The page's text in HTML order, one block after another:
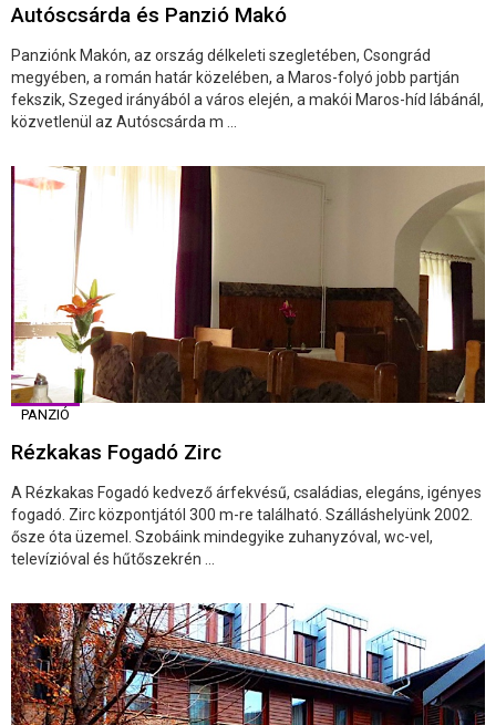
Autóscsárda és Panzió Makó
Panziónk Makón, az ország délkeleti szegletében, Csongrád
megyében, a román határ közelében, a Maros-folyó jobb partján
fekszik, Szeged irányából a város elején, a makói Maros-híd lábánál,
közvetlenül az Autóscsárda m ...
PANZIÓ
Rézkakas Fogadó Zirc
A Rézkakas Fogadó kedvező árfekvésű, családias, elegáns, igényes
fogadó. Zirc központjától 300 m-re található. Szálláshelyünk 2002.
ősze óta üzemel. Szobáink mindegyike zuhanyzóval, wc-vel,
televízióval és hűtőszekrén ...